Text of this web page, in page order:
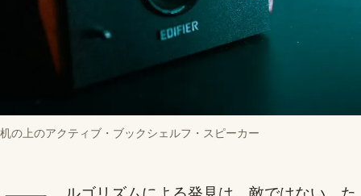
机の上のアクティブ・ブックシェルフ・スピーカー